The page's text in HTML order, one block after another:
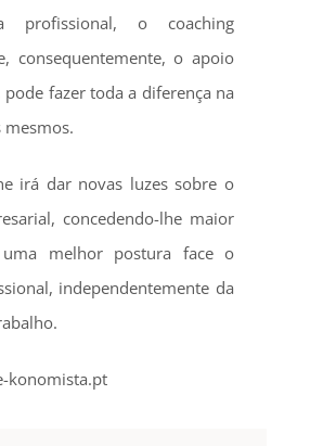
profissional, o coaching
consequentemente, o apoio
pode fazer toda a diferença na
mesmos.
irá dar novas luzes sobre o
concedendo-lhe maior
melhor postura face o
independentemente da
konomista.pt